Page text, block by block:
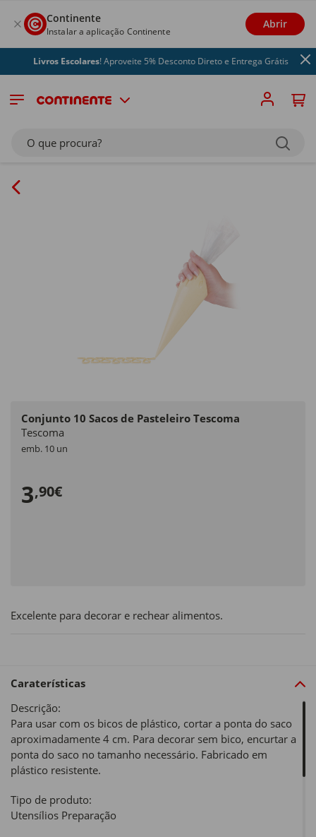
Continente
Instalar a aplicação Continente
Abrir
Livros Escolares! Aproveite 5% Desconto Direto e Entrega Grátis
O que procura?
Conjunto 10 Sacos de Pasteleiro Tescoma
Tescoma
emb. 10 un
3,90€
Excelente para decorar e rechear alimentos.
Caraterísticas
Descrição:
Para usar com os bicos de plástico, cortar a ponta do saco
aproximadamente 4 cm. Para decorar sem bico, encurtar a
ponta do saco no tamanho necessário. Fabricado em
plástico resistente.
Tipo de produto:
Utensílios Preparação